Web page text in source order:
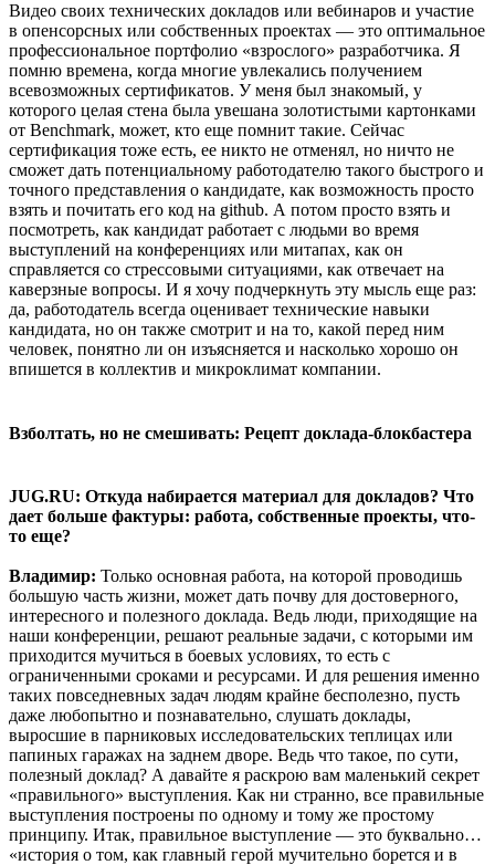
Видео своих технических докладов или вебинаров и участие
в опенсорсных или собственных проектах — это оптимальное
профессиональное портфолио «взрослого» разработчика. Я
помню времена, когда многие увлекались получением
всевозможных сертификатов. У меня был знакомый, у
которого целая стена была увешана золотистыми картонками
от Benchmark, может, кто еще помнит такие. Сейчас
сертификация тоже есть, ее никто не отменял, но ничто не
сможет дать потенциальному работодателю такого быстрого и
точного представления о кандидате, как возможность просто
взять и почитать его код на github. А потом просто взять и
посмотреть, как кандидат работает с людьми во время
выступлений на конференциях или митапах, как он
справляется со стрессовыми ситуациями, как отвечает на
каверзные вопросы. И я хочу подчеркнуть эту мысль еще раз:
да, работодатель всегда оценивает технические навыки
кандидата, но он также смотрит и на то, какой перед ним
человек, понятно ли он изъясняется и насколько хорошо он
впишется в коллектив и микроклимат компании.
Взболтать, но не смешивать: Рецепт доклада-блокбастера
JUG.RU: Откуда набирается материал для докладов? Что
дает больше фактуры: работа, собственные проекты, что-
то еще?
Владимир: Только основная работа, на которой проводишь
большую часть жизни, может дать почву для достоверного,
интересного и полезного доклада. Ведь люди, приходящие на
наши конференции, решают реальные задачи, с которыми им
приходится мучиться в боевых условиях, то есть с
ограниченными сроками и ресурсами. И для решения именно
таких повседневных задач людям крайне бесполезно, пусть
даже любопытно и познавательно, слушать доклады,
выросшие в парниковых исследовательских теплицах или
папиных гаражах на заднем дворе. Ведь что такое, по сути,
полезный доклад? А давайте я раскрою вам маленький секрет
«правильного» выступления. Как ни странно, все правильные
выступления построены по одному и тому же простому
принципу. Итак, правильное выступление — это буквально…
«история о том, как главный герой мучительно борется и в